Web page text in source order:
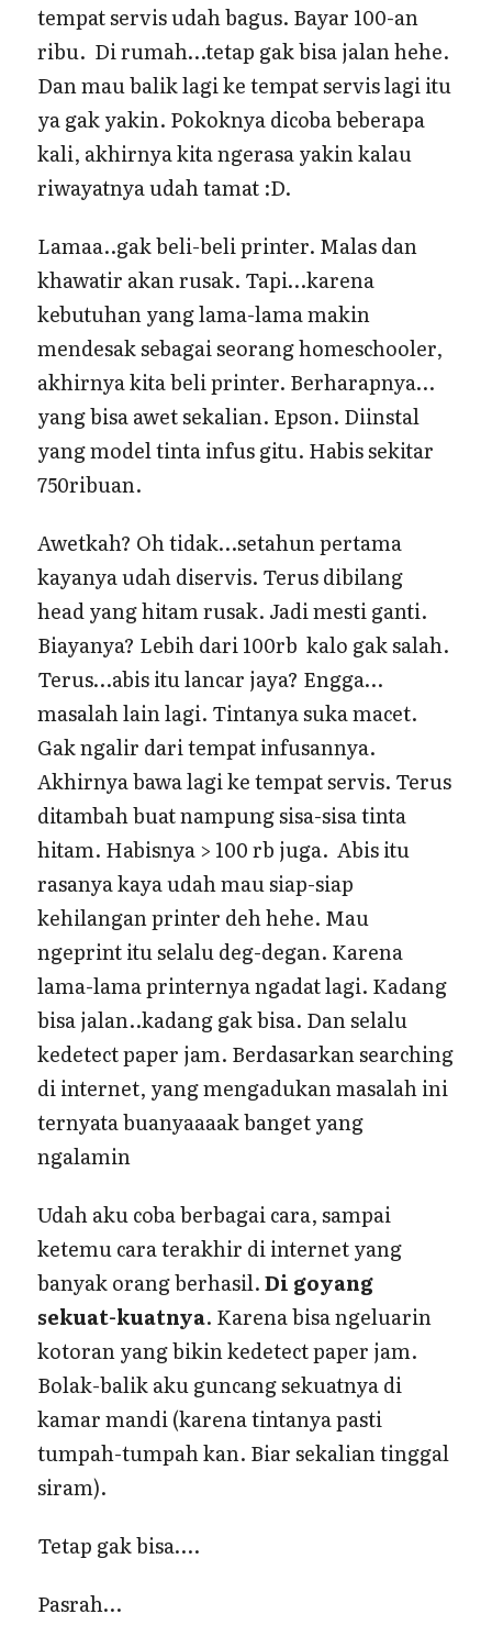
tempat servis udah bagus. Bayar 100-an
ribu. Di rumah…tetap gak bisa jalan hehe.
Dan mau balik lagi ke tempat servis lagi itu
ya gak yakin. Pokoknya dicoba beberapa
kali, akhirnya kita ngerasa yakin kalau
riwayatnya udah tamat :D.
Lamaa..gak beli-beli printer. Malas dan
khawatir akan rusak. Tapi…karena
kebutuhan yang lama-lama makin
mendesak sebagai seorang homeschooler,
akhirnya kita beli printer. Berharapnya…
yang bisa awet sekalian. Epson. Diinstal
yang model tinta infus gitu. Habis sekitar
750ribuan.
Awetkah? Oh tidak…setahun pertama
kayanya udah diservis. Terus dibilang
head yang hitam rusak. Jadi mesti ganti.
Biayanya? Lebih dari 100rb kalo gak salah.
Terus…abis itu lancar jaya? Engga…
masalah lain lagi. Tintanya suka macet.
Gak ngalir dari tempat infusannya.
Akhirnya bawa lagi ke tempat servis. Terus
ditambah buat nampung sisa-sisa tinta
hitam. Habisnya > 100 rb juga. Abis itu
rasanya kaya udah mau siap-siap
kehilangan printer deh hehe. Mau
ngeprint itu selalu deg-degan. Karena
lama-lama printernya ngadat lagi. Kadang
bisa jalan..kadang gak bisa. Dan selalu
kedetect paper jam. Berdasarkan searching
di internet, yang mengadukan masalah ini
ternyata buanyaaaak banget yang
ngalamin
Udah aku coba berbagai cara, sampai
ketemu cara terakhir di internet yang
banyak orang berhasil.Di goyang
sekuat-kuatnya. Karena bisa ngeluarin
kotoran yang bikin kedetect paper jam.
Bolak-balik aku guncang sekuatnya di
kamar mandi (karena tintanya pasti
tumpah-tumpah kan. Biar sekalian tinggal
siram).
Tetap gak bisa….
Pasrah…